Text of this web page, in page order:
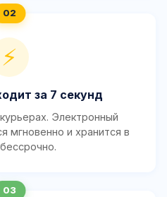
⚡
за 7 секунд
Электронный
мгновенно и хранится в